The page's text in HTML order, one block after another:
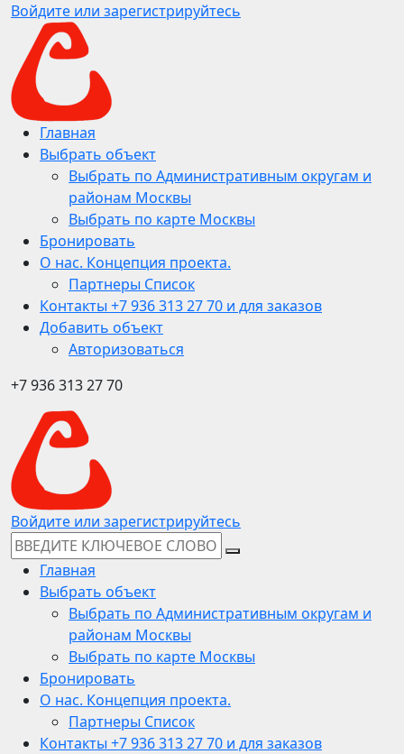
Войдите или зарегистрируйтесь
Главная
Выбрать объект
Выбрать по Административным округам и
районам Москвы
Выбрать по карте Москвы
Бронировать
О нас. Концепция проекта.
Партнеры Список
Контакты +7 936 313 27 70 и для заказов
Добавить объект
Авторизоваться
+7 936 313 27 70
Войдите или зарегистрируйтесь
Главная
Выбрать объект
Выбрать по Административным округам и
районам Москвы
Выбрать по карте Москвы
Бронировать
О нас. Концепция проекта.
Партнеры Список
Контакты +7 936 313 27 70 и для заказов